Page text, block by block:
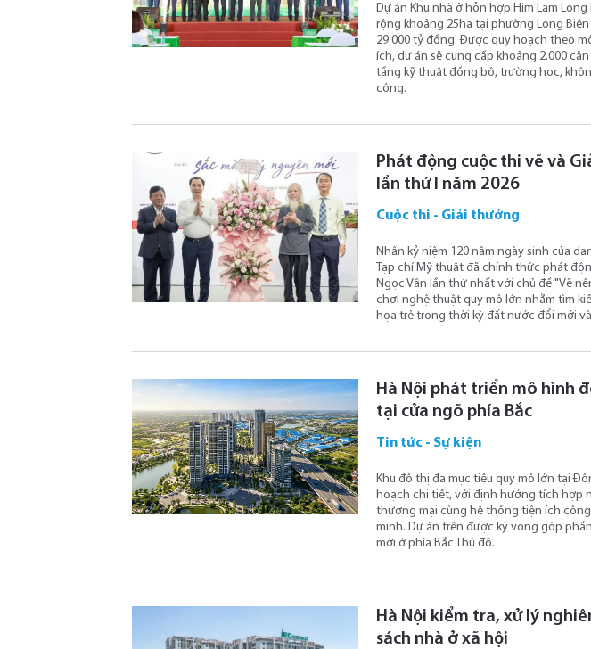
Dự án Khu nhà ở hỗn hợp Him Lam
rộng khoảng 25ha tại phường Long
29.000 tỷ đồng. Được quy hoạch theo
ích, dự án sẽ cung cấp khoảng 2.000
tầng kỹ thuật đồng bộ, trường học,
cộng.
Phát động cuộc thi vẽ và
lần thứ I năm 2026
Cuộc thi - Giải thưởng
Nhân kỷ niệm 120 năm ngày sinh của
Tạp chí Mỹ thuật đã chính thức phát
Ngọc Vân lần thứ nhất với chủ đề "Vẽ
chơi nghệ thuật quy mô lớn nhằm tìm
họa trẻ trong thời kỳ đất nước đổi mới
Hà Nội phát triển mô hình
tại cửa ngõ phía Bắc
Tin tức - Sự kiện
Khu đô thị đa mục tiêu quy mô lớn tại
hoạch chi tiết, với định hướng tích hợp
thương mại cùng hệ thống tiện ích
minh. Dự án trên được kỳ vọng góp
mới ở phía Bắc Thủ đô.
Hà Nội kiểm tra, xử lý
sách nhà ở xã hội